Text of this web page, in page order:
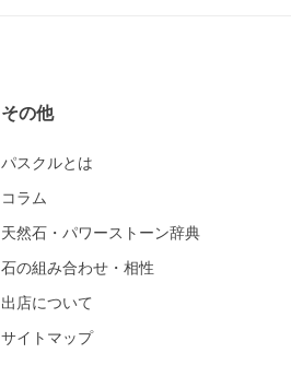
その他
パスクルとは
コラム
天然石・パワーストーン辞典
石の組み合わせ・相性
出店について
サイトマップ